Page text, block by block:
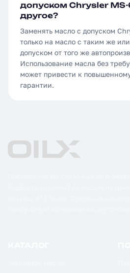
допуском Chrysler
другое?
Заменять масло с допуском
только на масло с таким же
допуском от того же
Использование масла без
может привести к
гарантии.